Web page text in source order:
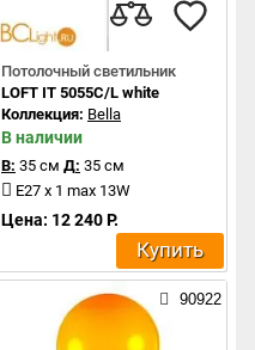
Потолочный светильник
LOFT IT 5055C/L white
Коллекция: Bella
В наличии
В: 35 см Д: 35 см
E27 x 1 max 13W
Цена: 12 240 Р.
Купить
90922